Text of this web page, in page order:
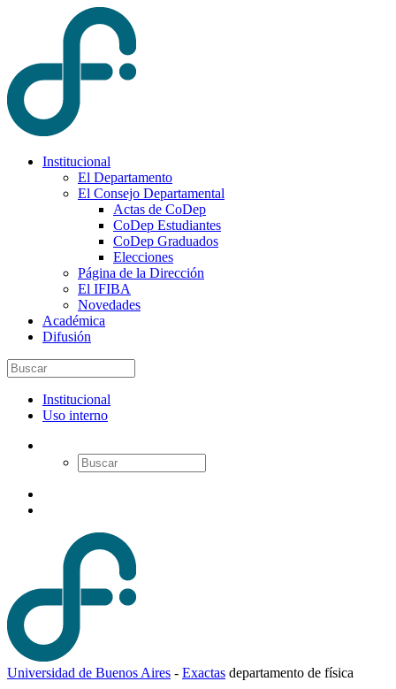
Institucional
El Departamento
El Consejo Departamental
Actas de CoDep
CoDep Estudiantes
CoDep Graduados
Elecciones
Página de la Dirección
El IFIBA
Novedades
Académica
Difusión
Institucional
Uso interno
Universidad de Buenos Aires - Exactas departamento de física